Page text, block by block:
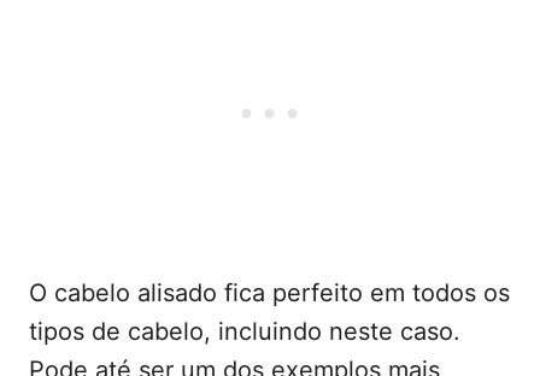
O cabelo alisado fica perfeito em todos os
tipos de cabelo, incluindo neste caso.